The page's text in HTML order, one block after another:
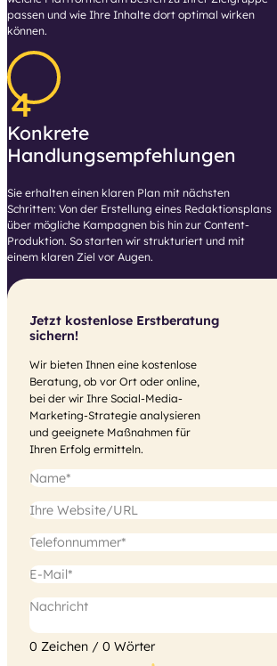
passen und wie Ihre Inhalte dort optimal wirken
können.
4
Konkrete
Handlungsempfehlungen
Sie erhalten einen klaren Plan mit nächsten
Schritten: Von der Erstellung eines Redaktionsplans
über mögliche Kampagnen bis hin zur Content-
Produktion. So starten wir strukturiert und mit
einem klaren Ziel vor Augen.
Jetzt kostenlose Erstberatung
sichern!
Wir bieten Ihnen eine kostenlose
Beratung, ob vor Ort oder online,
bei der wir Ihre Social-Media-
Marketing-Strategie analysieren
und geeignete Maßnahmen für
Ihren Erfolg ermitteln.
0 Zeichen / 0 Wörter